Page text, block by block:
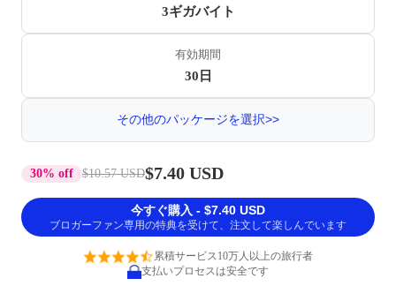
3ギガバイト
有効期間
30日
その他のパッケージを選択>>
30% off $10.57 USD$7.40 USD
今すぐ購入 - $7.40 USD
ブロガーファン専用の特典を受けて、注文して楽しんでいます
累積サービス10万人以上の旅行者
支払いプロセスは安全です